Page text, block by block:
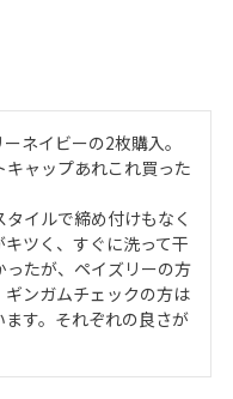
ネイビーの2枚購入。
ャップあれこれ買った
イルで締め付けもなく
ツく、すぐに洗って干
ったが、ペイズリーの方
ンガムチェックの方は
す。それぞれの良さが